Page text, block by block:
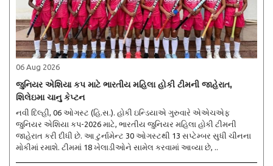
06 Aug 2026
જુનિયર એશિયા કપ માટે ભારતીય મહિલા હોકી ટીમની જાહેરાત,
શિલેઇમા ચાનુ કેપ્ટન
નવી દિલ્હી, 06 ઓગસ્ટ (હિ.સ.). હોકી ઇન્ડિયાએ ગુરુવારે એએચએફ
જુનિયર એશિયા કપ-2026 માટે, ભારતીય જુનિયર મહિલા હોકી ટીમની
જાહેરાત કરી દીધી છે. આ ટુર્નામેન્ટ 30 ઓગસ્ટથી 13 સપ્ટેમ્બર સુધી ચીનના
મોકીમાં રમાશે. ટીમમાં 18 ખેલાડીઓને સામેલ કરવામાં આવ્યા છે, ..